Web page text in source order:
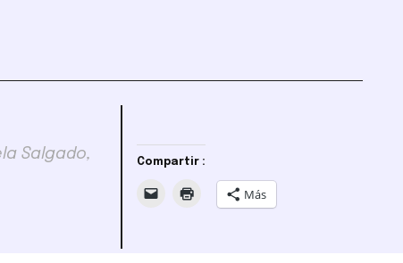
Salgado,
Compartir :
Más